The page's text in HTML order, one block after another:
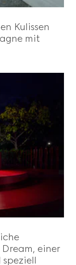
Kulissen
mit
einer